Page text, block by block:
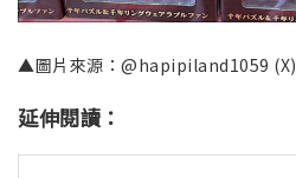
▲圖片來源：@hapipiland1059 (X)
延伸閱讀：